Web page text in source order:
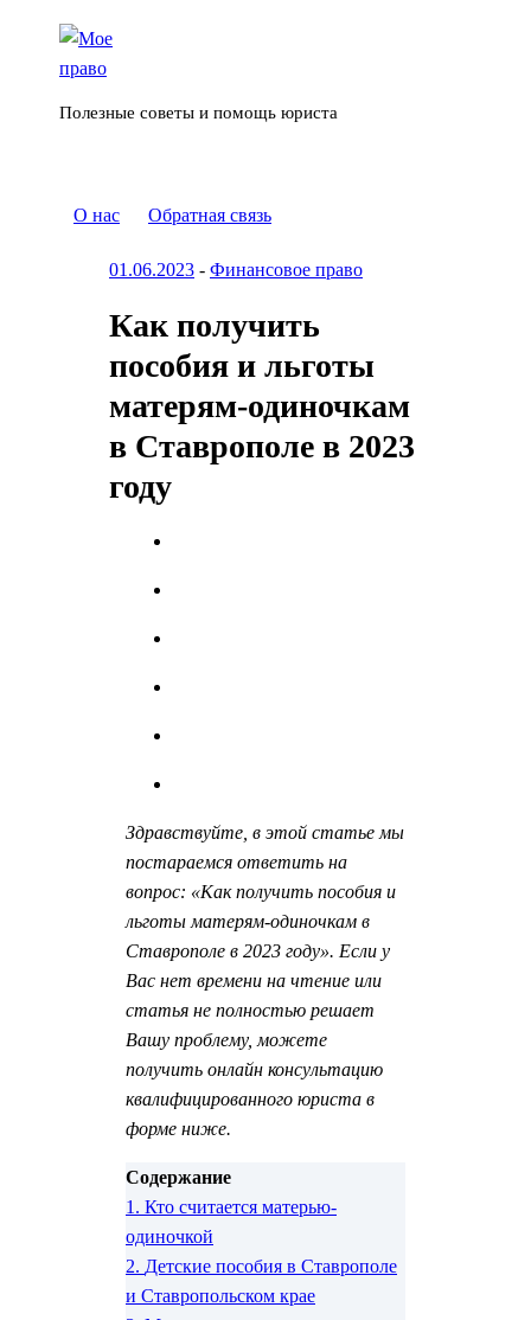
Полезные советы и помощь юриста
О нас Обратная связь
01.06.2023 - Финансовое право
Как получить
пособия и льготы
матерям-одиночкам
в Ставрополе в 2023
году
Здравствуйте, в этой статье мы
постараемся ответить на
вопрос: «Как получить пособия и
льготы матерям-одиночкам в
Ставрополе в 2023 году». Если у
Вас нет времени на чтение или
статья не полностью решает
Вашу проблему, можете
получить онлайн консультацию
квалифицированного юриста в
форме ниже.
Содержание
1. Кто считается матерью-
одиночкой
2. Детские пособия в Ставрополе
и Ставропольском крае